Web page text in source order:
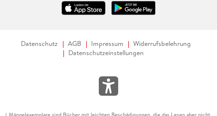
Datenschutz AGB Impressum
Widerrufsbelehrung
Datenschutzeinstellungen